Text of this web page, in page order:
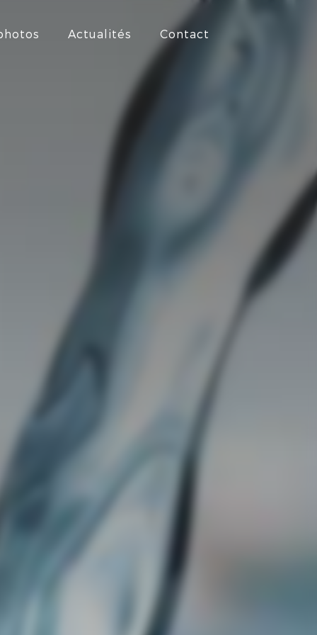
Actualités Contact